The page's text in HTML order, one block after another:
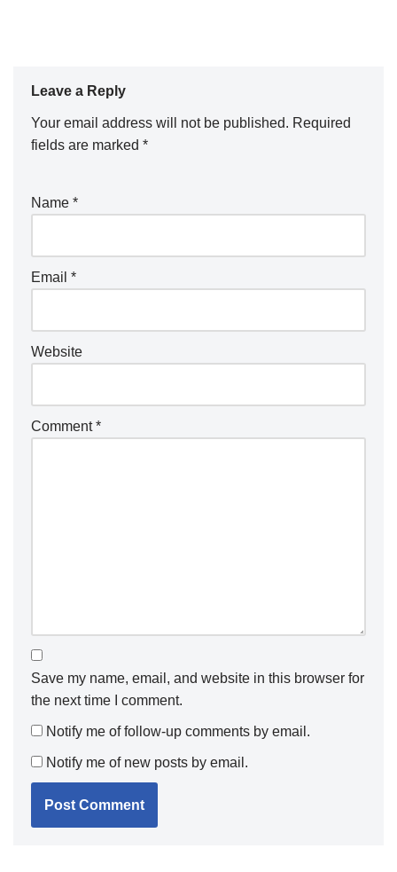
Leave a Reply
Your email address will not be published. Required
fields are marked *
Name *
Email *
Website
Comment*
Save my name, email, and website in this browser for
the next time I comment.
Notify me of follow-up comments by email.
Notify me of new posts by email.